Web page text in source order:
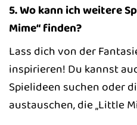
5. Wo kann ich weitere
Mime“ finden?
Lass dich von der
inspirieren! Du kannst
Spielideen suchen oder
austauschen, die „Little